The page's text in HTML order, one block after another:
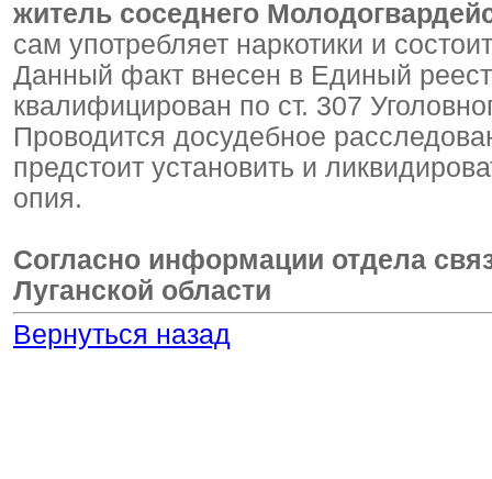
житель соседнего
сам употребляет наркотики и
Данный факт внесен в Единый
квалифицирован по ст. 307
Проводится досудебное
предстоит установить и
опия.
Согласно информации отдела
Луганской области
Вернуться назад